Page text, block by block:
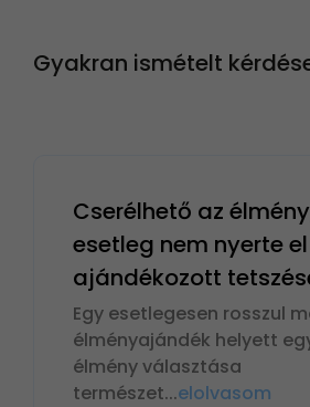
Gyakran ismételt
Cserélhető az
esetleg nem nyerte
ajándékozott
Egy esetlegesen rosszul
élményajándék helyett
élmény választása
természet...elolvasom